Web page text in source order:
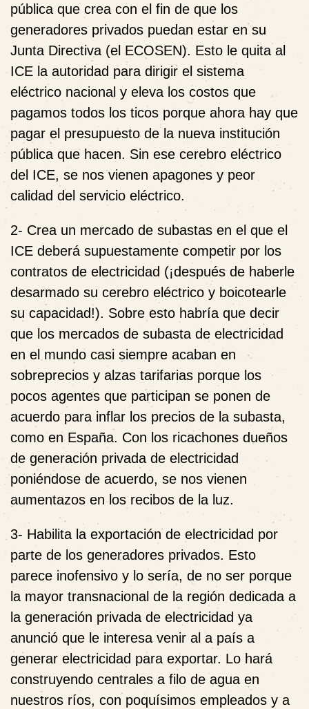
pública que crea con el fin de que los
generadores privados puedan estar en su
Junta Directiva (el ECOSEN). Esto le quita al
ICE la autoridad para dirigir el sistema
eléctrico nacional y eleva los costos que
pagamos todos los ticos porque ahora hay que
pagar el presupuesto de la nueva institución
pública que hacen. Sin ese cerebro eléctrico
del ICE, se nos vienen apagones y peor
calidad del servicio eléctrico.
2- Crea un mercado de subastas en el que el
ICE deberá supuestamente competir por los
contratos de electricidad (¡después de haberle
desarmado su cerebro eléctrico y boicotearle
su capacidad!). Sobre esto habría que decir
que los mercados de subasta de electricidad
en el mundo casi siempre acaban en
sobreprecios y alzas tarifarias porque los
pocos agentes que participan se ponen de
acuerdo para inflar los precios de la subasta,
como en España. Con los ricachones dueños
de generación privada de electricidad
poniéndose de acuerdo, se nos vienen
aumentazos en los recibos de la luz.
3- Habilita la exportación de electricidad por
parte de los generadores privados. Esto
parece inofensivo y lo sería, de no ser porque
la mayor transnacional de la región dedicada a
la generación privada de electricidad ya
anunció que le interesa venir al a país a
generar electricidad para exportar. Lo hará
construyendo centrales a filo de agua en
nuestros ríos, con poquísimos empleados y a